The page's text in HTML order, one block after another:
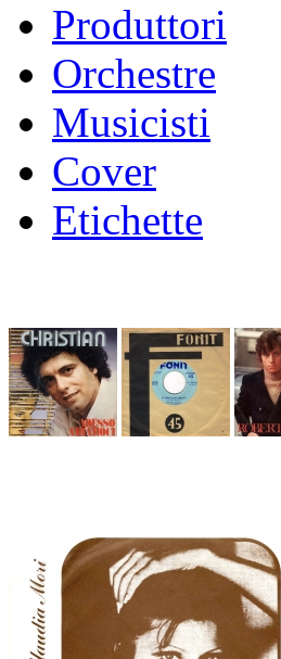
Produttori
Orchestre
Musicisti
Cover
Etichette